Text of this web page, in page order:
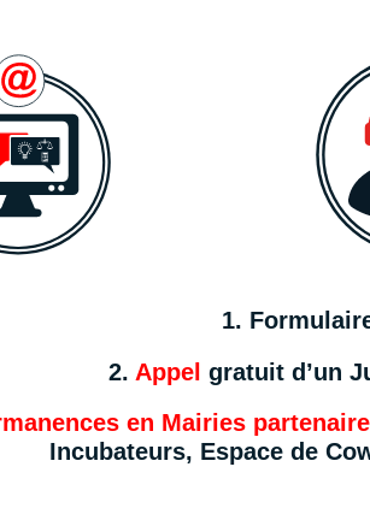
1.
2. Appel gratuit d’un
en Mairies
Incubateurs, Espace de